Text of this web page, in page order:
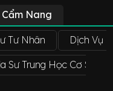
Cẩm Nang
Tư Nhân Dịch Vụ
Sư Trung Học Cơ Sở